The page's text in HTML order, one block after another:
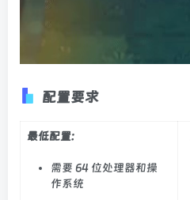
配置要求
最低配置:
需要 64 位处理器和操
作系统